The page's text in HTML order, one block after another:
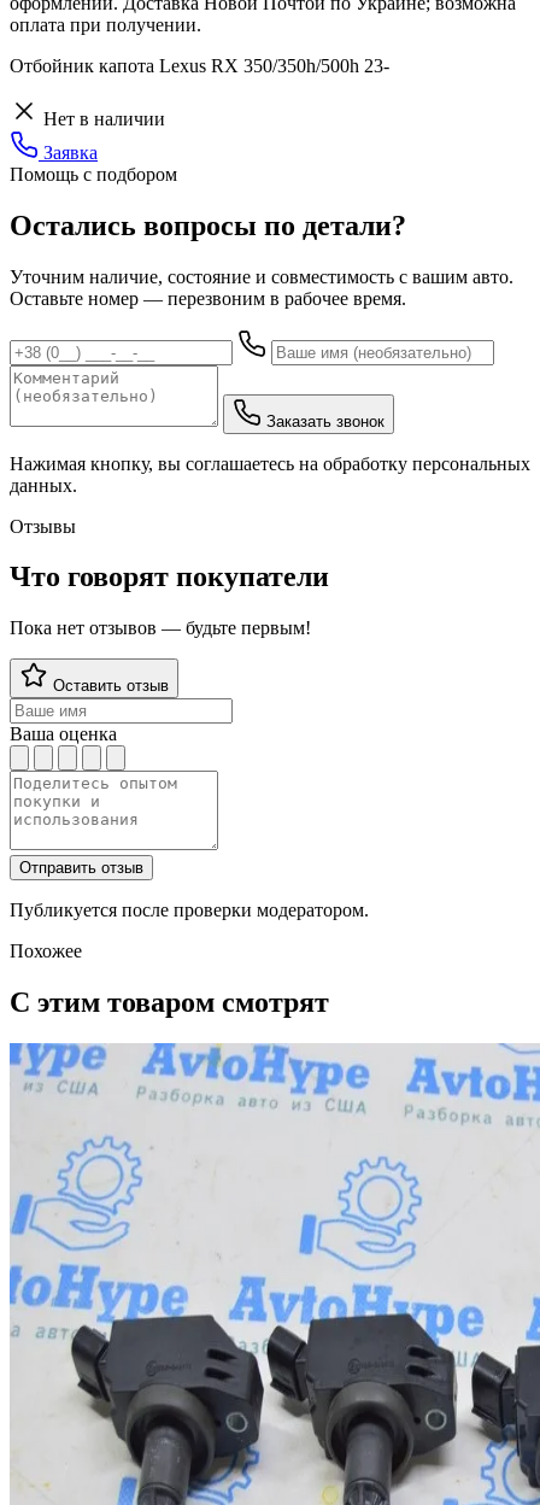
оплата при получении.
Отбойник капота Lexus RX 350/350h/500h 23-
Нет в наличии
Заявка
Помощь с подбором
Остались вопросы по детали?
Уточним наличие, состояние и совместимость с вашим авто.
Оставьте номер — перезвоним в рабочее время.
Заказать звонок
Нажимая кнопку, вы соглашаетесь на обработку персональных
данных.
Отзывы
Что говорят покупатели
Пока нет отзывов — будьте первым!
Оставить отзыв
Ваша оценка
Отправить отзыв
Публикуется после проверки модератором.
Похожее
С этим товаром смотрят